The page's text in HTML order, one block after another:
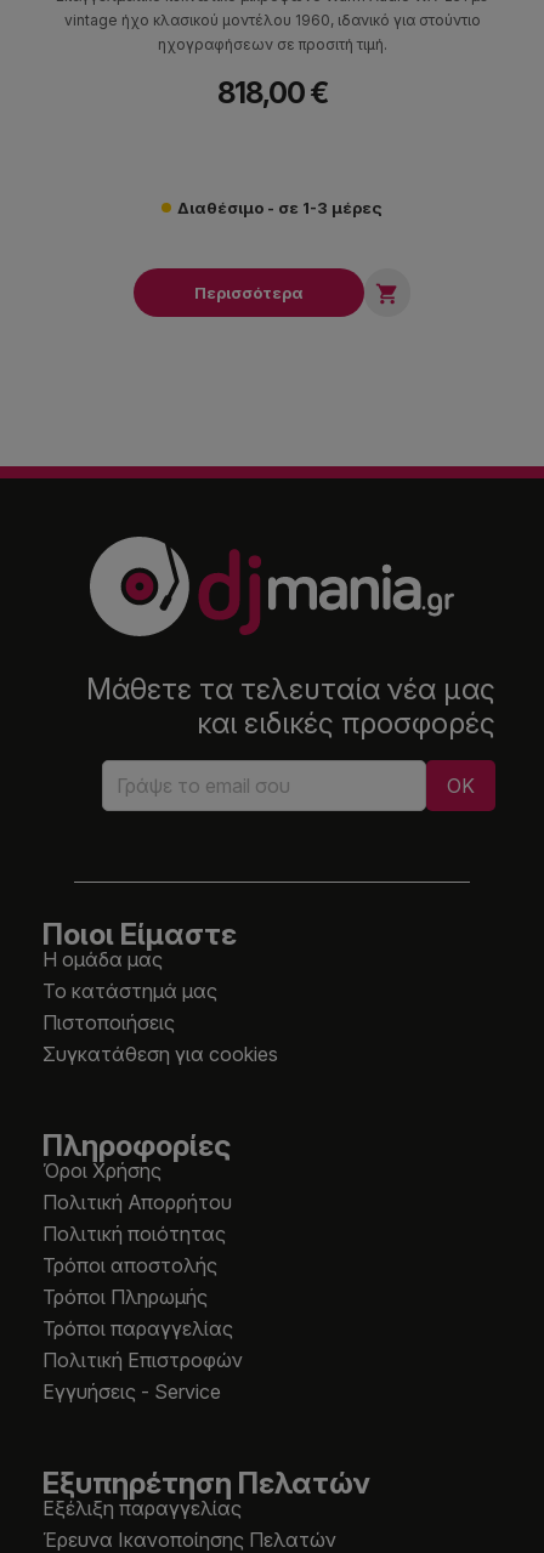
vintage ήχο κλασικού μοντέλου 1960, ιδανικό για στούντιο
ηχογραφήσεων σε προσιτή τιμή.
818,00 €
Διαθέσιμο - σε 1-3 μέρες
Περισσότερα 
Μάθετε τα τελευταία νέα μας
και ειδικές προσφορές
Ποιοι Είμαστε
Η ομάδα μας
Το κατάστημά μας
Πιστοποιήσεις
Συγκατάθεση για cookies
Πληροφορίες
Όροι Χρήσης
Πολιτική Απορρήτου
Πολιτική ποιότητας
Τρόποι αποστολής
Τρόποι Πληρωμής
Τρόποι παραγγελίας
Πολιτική Επιστροφών
Εγγυήσεις - Service
Εξυπηρέτηση Πελατών
Εξέλιξη παραγγελίας
Έρευνα Ικανοποίησης Πελατών